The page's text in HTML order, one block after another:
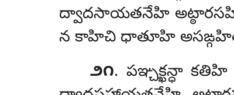
ద్వాదసాయతనేహి
న కాహిచి ధాతూహి
౨౧. పఞ్చక్ఖన్ధా